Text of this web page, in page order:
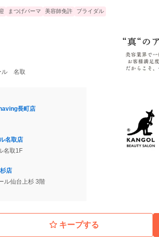
まつげパーマ 美容師免許 ブライダル
ル 名取
長町店
名取店
名取1F
店
ル仙台上杉 3階
キープする